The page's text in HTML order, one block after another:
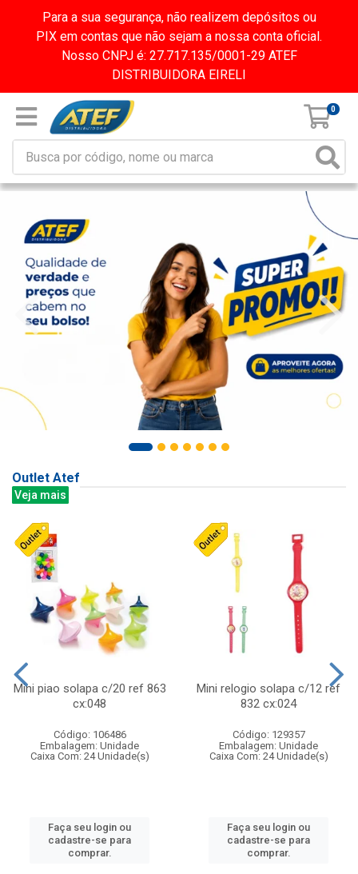
Para a sua segurança, não realizem depósitos ou
PIX em contas que não sejam a nossa conta oficial.
Nosso CNPJ é: 27.717.135/0001-29 ATEF
DISTRIBUIDORA EIRELI
0
Outlet Atef
Veja mais
Mini piao solapa c/20 ref 863
cx:048
Código: 106486
Embalagem: Unidade
Caixa Com: 24 Unidade(s)
Faça seu login ou
cadastre-se para
comprar.
Mini relogio solapa c/12 ref
832 cx:024
Código: 129357
Embalagem: Unidade
Caixa Com: 24 Unidade(s)
Faça seu login ou
cadastre-se para
comprar.